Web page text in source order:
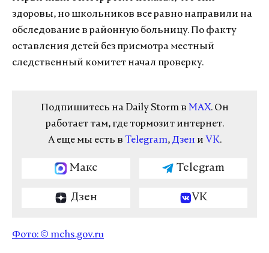
здоровы, но школьников все равно направили на
обследование в районную больницу. По факту
оставления детей без присмотра местный
следственный комитет начал проверку.
Подпишитесь на Daily Storm в MAX. Он
работает там, где тормозит интернет.
А еще мы есть в Telegram, Дзен и VK.
Макс Telegram
Дзен VK
Фото: © mchs.gov.ru